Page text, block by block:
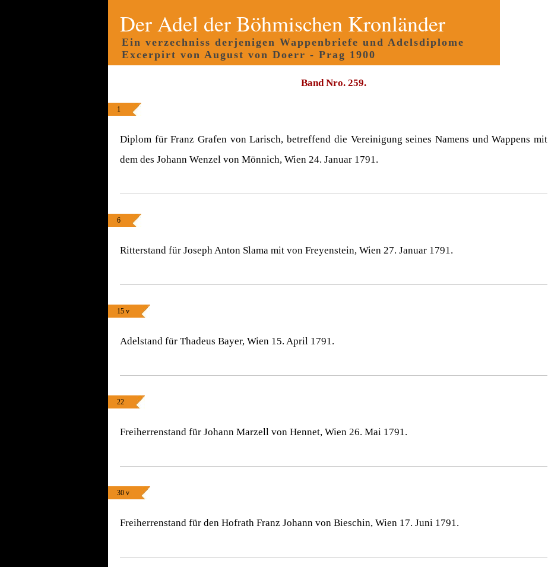
Der Adel der Böhmischen Kronländer
Ein verzechniss derjenigen Wappenbriefe und Adelsdiplome
Excerpirt von August von Doerr - Prag 1900
Band Nro. 259.
1
Diplom für Franz Grafen von Larisch, betreffend die Vereinigung seines Namens und Wappens mit
dem des Johann Wenzel von Mönnich, Wien 24. Januar 1791.
6
Ritterstand für Joseph Anton Slama mit von Freyenstein, Wien 27. Januar 1791.
15 v
Adelstand für Thadeus Bayer, Wien 15. April 1791.
22
Freiherrenstand für Johann Marzell von Hennet, Wien 26. Mai 1791.
30 v
Freiherrenstand für den Hofrath Franz Johann von Bieschin, Wien 17. Juni 1791.